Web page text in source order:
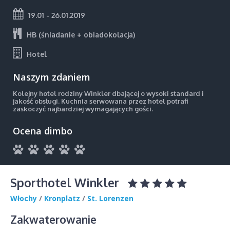
19.01 - 26.01.2019
HB (śniadanie + obiadokolacja)
Hotel
Naszym zdaniem
Kolejny hotel rodziny Winkler dbającej o wysoki standard i
jakość obsługi. Kuchnia serwowana przez hotel potrafi
zaskoczyć najbardziej wymagających gości.
Ocena dimbo
Sporthotel Winkler
Włochy / Kronplatz / St. Lorenzen
Zakwaterowanie